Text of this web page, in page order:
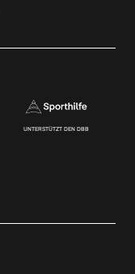
UNTERSTÜTZT DEN DBB